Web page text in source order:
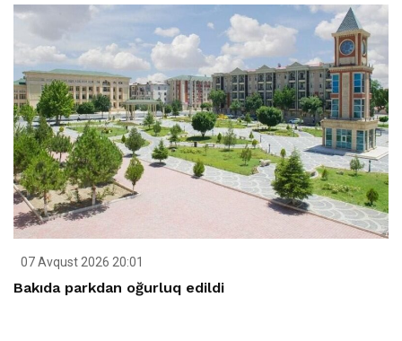
07 Avqust 2026 20:01
Bakıda parkdan oğurluq edildi